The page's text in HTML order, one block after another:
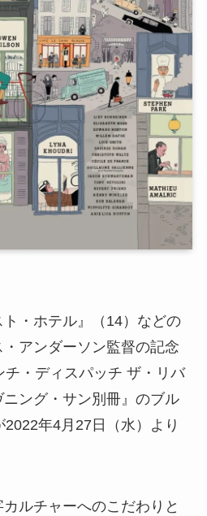
ト・ホテル』（14）などの
アンダーソン監督の記念
・ディスパッチ ザ・リバ
ング・サン別冊』のブル
年4月27日（水）より
ルチャーへのこだわりと